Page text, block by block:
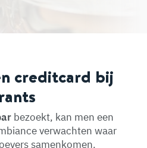
creditcard bij
bezoekt, kan men een
verwachten waar
samenkomen.